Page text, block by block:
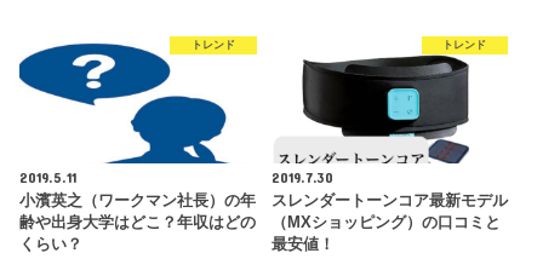
トレンド
2019.5.11
小濱英之（ワークマン社長）の年
齢や出身大学はどこ？年収はどの
くらい？
トレンド
2019.7.30
スレンダートーンコア最新モデル
（MXショッピング）の口コミと
最安値！